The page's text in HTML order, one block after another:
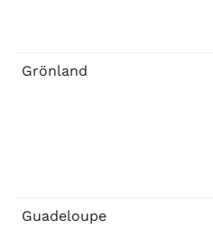
Grönland
Guadeloupe